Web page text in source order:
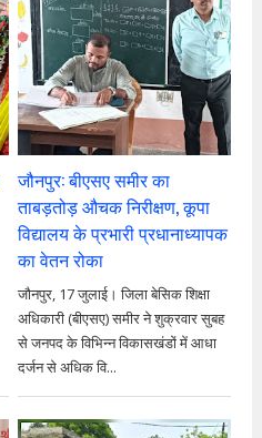
जौनपुर: बीएसए समीर का
ताबड़तोड़ औचक निरीक्षण, कूपा
विद्यालय के प्रभारी प्रधानाध्यापक
का वेतन रोका
जौनपुर, 17 जुलाई। जिला बेसिक शिक्षा
अधिकारी (बीएसए) समीर ने शुक्रवार सुबह
से जनपद के विभिन्न विकासखंडों में आधा
दर्जन से अधिक वि...